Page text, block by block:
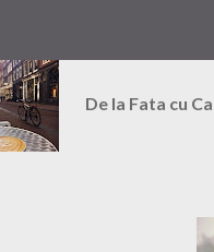
De la Fata cu